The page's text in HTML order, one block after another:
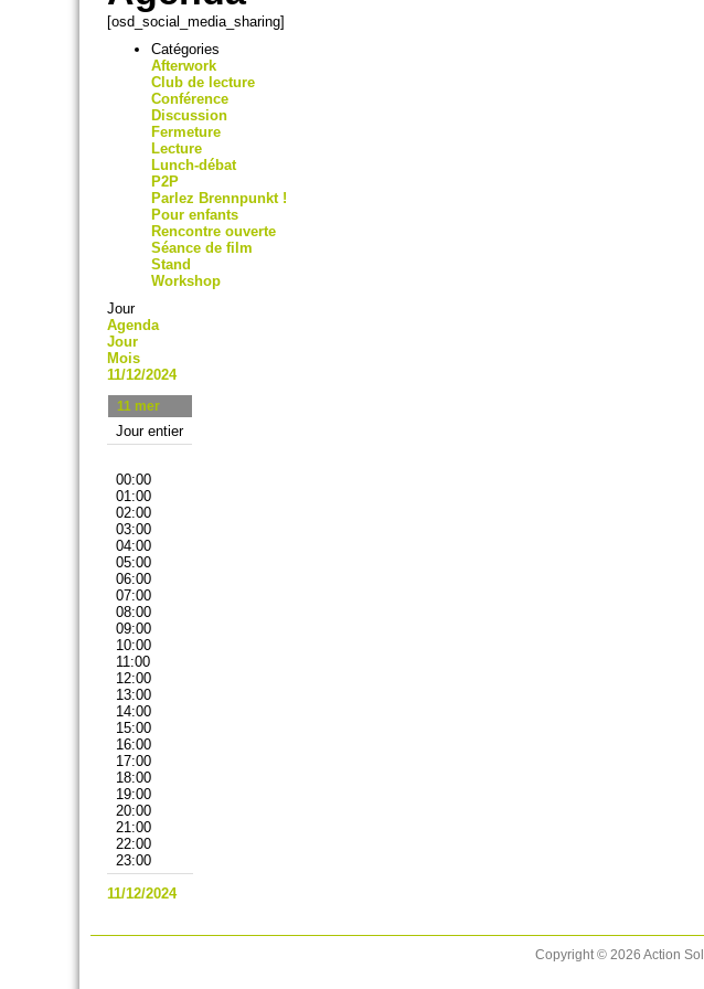
[osd_social_media_sharing]
Catégories
Afterwork
Club de lecture
Conférence
Discussion
Fermeture
Lecture
Lunch-débat
P2P
Parlez Brennpunkt !
Pour enfants
Rencontre ouverte
Séance de film
Stand
Workshop
Jour
Agenda
Jour
Mois
11/12/2024
11 mer
Jour entier
00:00
01:00
02:00
03:00
04:00
05:00
06:00
07:00
08:00
09:00
10:00
11:00
12:00
13:00
14:00
15:00
16:00
17:00
18:00
19:00
20:00
21:00
22:00
23:00
11/12/2024
Copyright © 2026 Action